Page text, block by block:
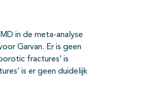
in de meta-analyse
Garvan. Er is geen
fractures’ is
is er geen duidelijk